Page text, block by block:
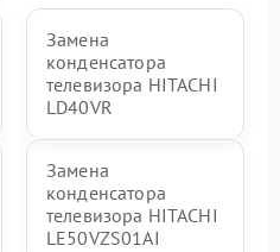
Замена
конденсатора
телевизора HITACHI
LD40VR
Замена
конденсатора
телевизора HITACHI
LE50VZS01AI